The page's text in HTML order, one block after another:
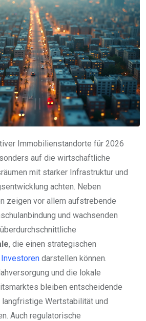
Immobilienstandorte für 2026
auf die wirtschaftliche
mit starker Infrastruktur und
achten. Neben
zeigen vor allem aufstrebende
und wachsenden
, die einen strategischen
darstellen können.
und die lokale
bleiben entscheidende
langfristige Wertstabilität und
Auch regulatorische